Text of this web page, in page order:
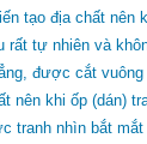
tạo địa chất
rất tự nhiên và
được cắt
nên khi ốp (dán)
tranh nhìn bắt